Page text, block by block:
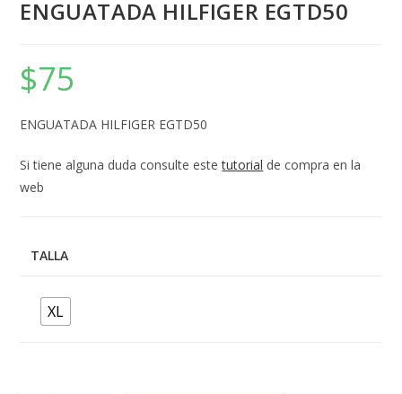
ENGUATADA HILFIGER EGTD50
$75
ENGUATADA HILFIGER EGTD50
Si tiene alguna duda consulte estetutorial de compra en la
web
TALLA
XL